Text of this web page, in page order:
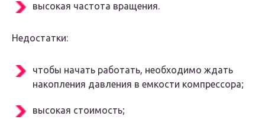
высокая частота вращения.
Недостатки:
чтобы начать работать, необходимо ждать
накопления давления в емкости компрессора;
высокая стоимость;